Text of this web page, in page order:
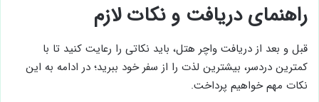
راهنمای دریافت و نکات لازم
قبل و بعد از دریافت واچر هتل، باید نکاتی را رعایت کنید تا با
کمترین دردسر، بیشترین لذت را از سفر خود ببرید؛ در ادامه به این
نکات مهم خواهیم پرداخت.